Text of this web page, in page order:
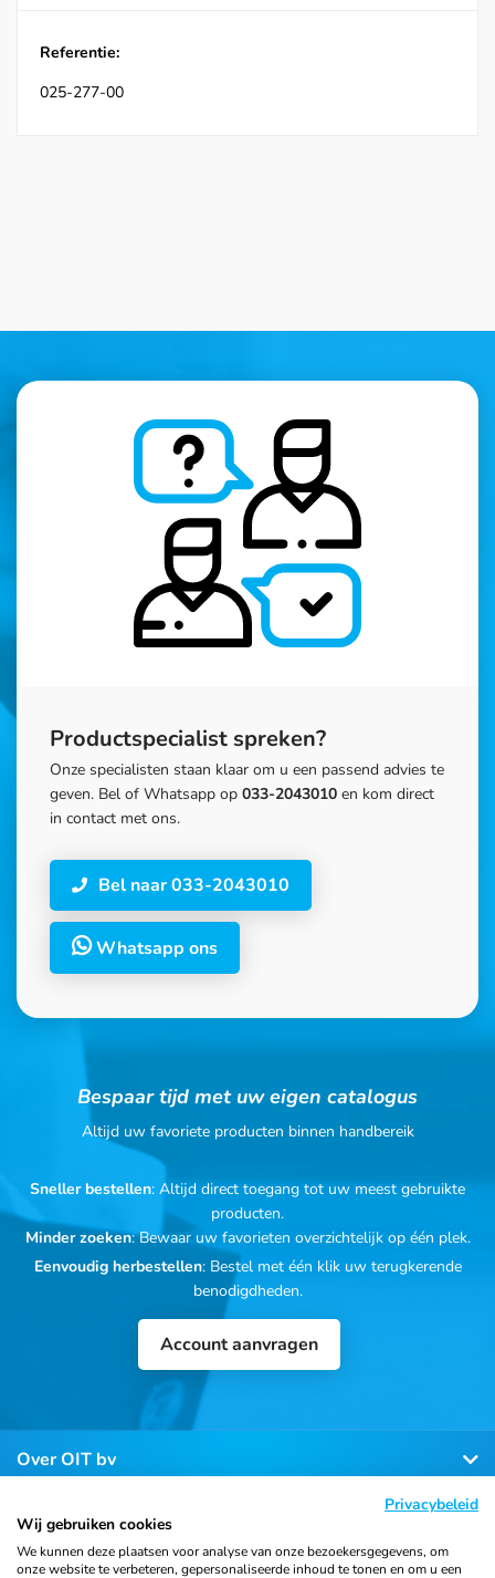
Referentie:
025-277-00
Productspecialist spreken?
Onze specialisten staan klaar om u een passend advies te
geven. Bel of Whatsapp op 033-2043010 en kom direct
in contact met ons.
Bel naar 033-2043010
Whatsapp ons
Bespaar tijd met uw eigen catalogus
Altijd uw favoriete producten binnen handbereik
Sneller bestellen: Altijd direct toegang tot uw meest gebruikte
producten.
Minder zoeken: Bewaar uw favorieten overzichtelijk op één plek.
Eenvoudig herbestellen: Bestel met één klik uw terugkerende
benodigdheden.
Account aanvragen
Over OIT bv
Klantenservice
Privacybeleid
Wij gebruiken cookies
We kunnen deze plaatsen voor analyse van onze bezoekersgegevens, om
onze website te verbeteren, gepersonaliseerde inhoud te tonen en om u een